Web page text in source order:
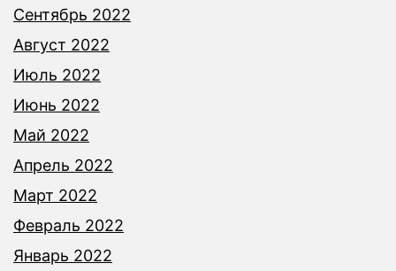
Сентябрь 2022
Август 2022
Июль 2022
Июнь 2022
Май 2022
Апрель 2022
Март 2022
Февраль 2022
Январь 2022